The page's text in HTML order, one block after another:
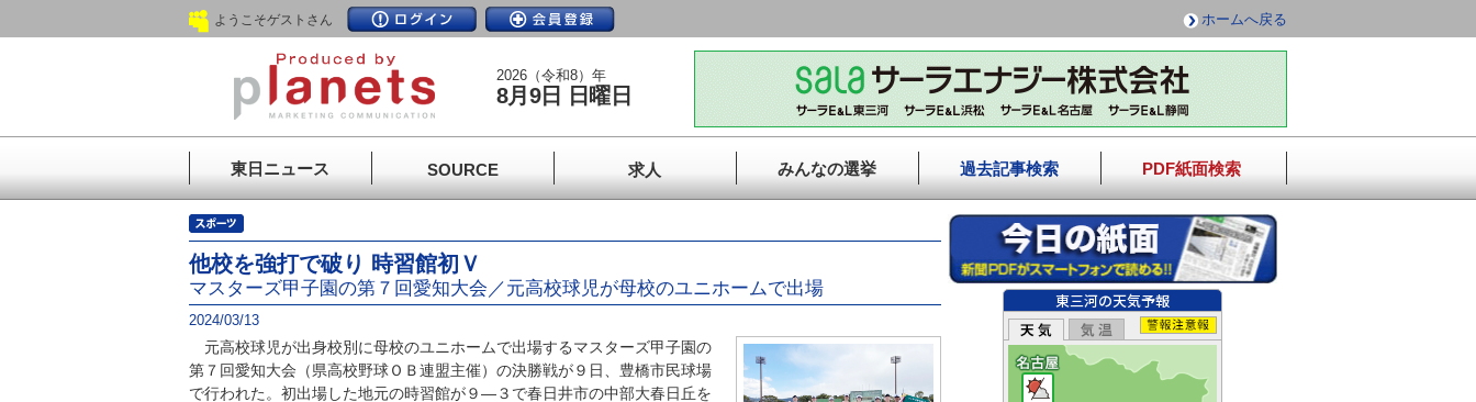
ようこそゲストさん ホームへ戻る
2026（令和8）年
8月9日 日曜日
東日ニュース SOURCE 求人 みんなの選挙 過去記事検索 PDF紙面検索
他校を強打で破り 時習館初Ｖ
マスターズ甲子園の第７回愛知大会／元高校球児が母校のユニホームで出場
2024/03/13
元高校球児が出身校別に母校のユニホームで出場するマスターズ甲子園の
第７回愛知大会（県高校野球ＯＢ連盟主催）の決勝戦が９日、豊橋市民球場
で行われた。初出場した地元の時習館が９―３で春日井市の中部大春日丘を